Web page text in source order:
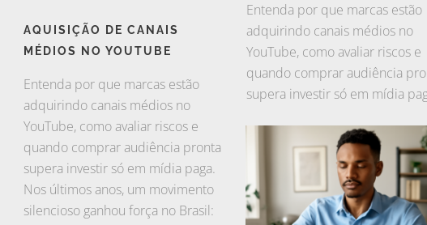
AQUISIÇÃO DE CANAIS
MÉDIOS NO YOUTUBE
Entenda por que marcas estão
adquirindo canais médios no
YouTube, como avaliar riscos e
quando comprar audiência pronta
supera investir só em mídia paga.
Nos últimos anos, um movimento
silencioso ganhou força no Brasil:
Entenda por que marcas estão
adquirindo canais médios no
YouTube, como avaliar riscos e
quando comprar audiência
supera investir só em mídia